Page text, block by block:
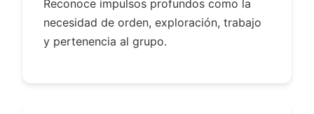
Reconoce impulsos profundos como la
necesidad de orden, exploración, trabajo
y pertenencia al grupo.